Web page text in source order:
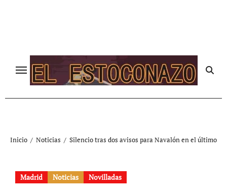
Inicio Noticias Silencio tras dos avisos para Navalón en el último
Madrid Noticias Novilladas